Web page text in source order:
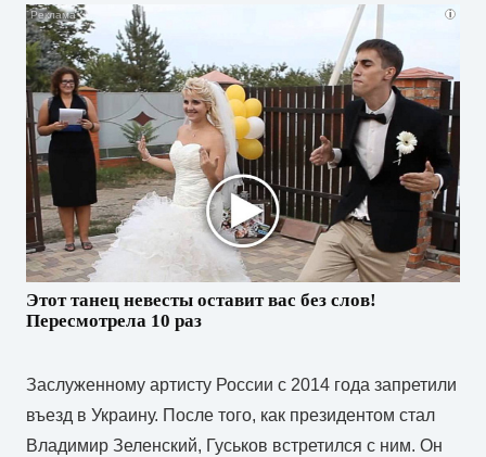
i
Этот танец невесты оставит вас без слов!
Пересмотрела 10 раз
Заслуженному артисту России с 2014 года запретили
въезд в Украину. После того, как президентом стал
Владимир Зеленский, Гуськов встретился с ним. Он